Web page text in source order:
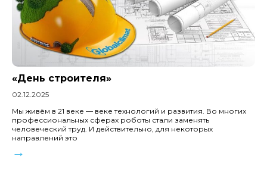
«День строителя»
02.12.2025
Мы живём в 21 веке — веке технологий и развития. Во многих
профессиональных сферах роботы стали заменять
человеческий труд. И действительно, для некоторых
направлений это
→